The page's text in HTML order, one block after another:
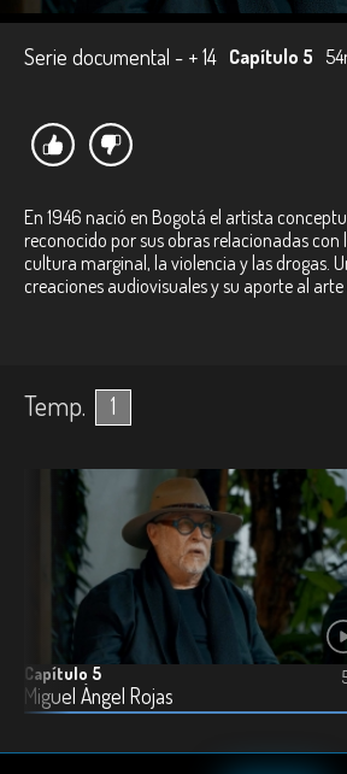
Serie documental - + 14 Capítulo 5
En 1946 nació en Bogotá el artista
reconocido por sus obras relacionadas con
cultura marginal, la violencia y las drogas.
creaciones audiovisuales y su aporte al
Temp. 1
Capítulo 5
Miguel Ángel Rojas